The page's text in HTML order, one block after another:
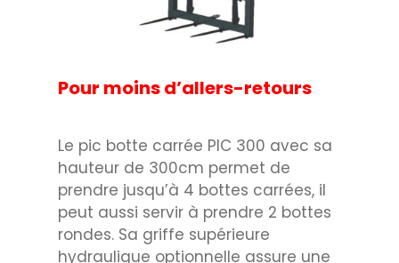
Pour moins d’allers-retours
Le pic botte carrée PIC 300 avec sa
hauteur de 300cm permet de
prendre jusqu’à 4 bottes carrées, il
peut aussi servir à prendre 2 bottes
rondes. Sa griffe supérieure
hydraulique optionnelle assure une